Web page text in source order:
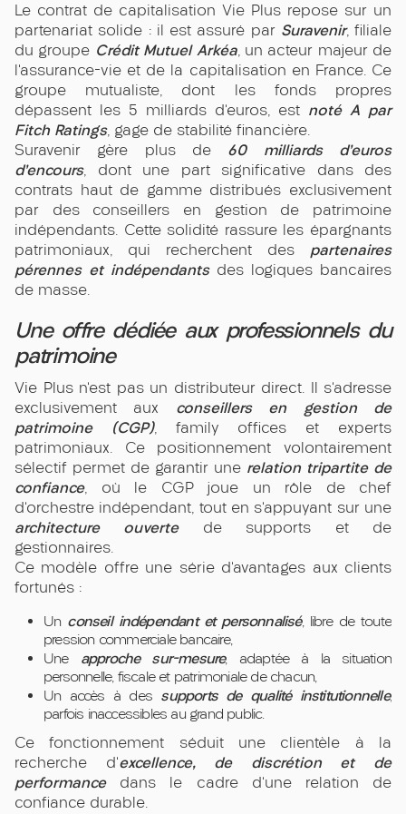
Le contrat de capitalisation Vie Plus repose sur un
partenariat solide : il est assuré par Suravenir, filiale
du groupe Crédit Mutuel Arkéa, un acteur majeur de
l’assurance-vie et de la capitalisation en France. Ce
groupe mutualiste, dont les fonds propres
dépassent les 5 milliards d’euros, est noté A par
Fitch Ratings, gage de stabilité financière.
Suravenir gère plus de 60 milliards d’euros
d’encours, dont une part significative dans des
contrats haut de gamme distribués exclusivement
par des conseillers en gestion de patrimoine
indépendants. Cette solidité rassure les épargnants
patrimoniaux, qui recherchent des partenaires
pérennes et indépendantsdes logiques bancaires
de masse.
Une offre dédiée aux professionnels du
patrimoine
Vie Plus n’est pas un distributeur direct. Il s’adresse
exclusivement aux conseillers en gestion de
patrimoine (CGP), family offices et experts
patrimoniaux. Ce positionnement volontairement
sélectif permet de garantir une relation tripartite de
confiance, où le CGP joue un rôle de chef
d’orchestre indépendant, tout en s’appuyant sur une
architecture ouvertede supports et de
gestionnaires.
Ce modèle offre une série d’avantages aux clients
fortunés :
Un conseil indépendant et personnalisé, libre de toute
pression commerciale bancaire,
Une approche sur-mesure, adaptée à la situation
personnelle, fiscale et patrimoniale de chacun,
Un accès à des supports de qualité institutionnelle,
parfois inaccessibles au grand public.
Ce fonctionnement séduit une clientèle à la
recherche d’excellence, de discrétion et de
performancedans le cadre d’une relation de
confiance durable.